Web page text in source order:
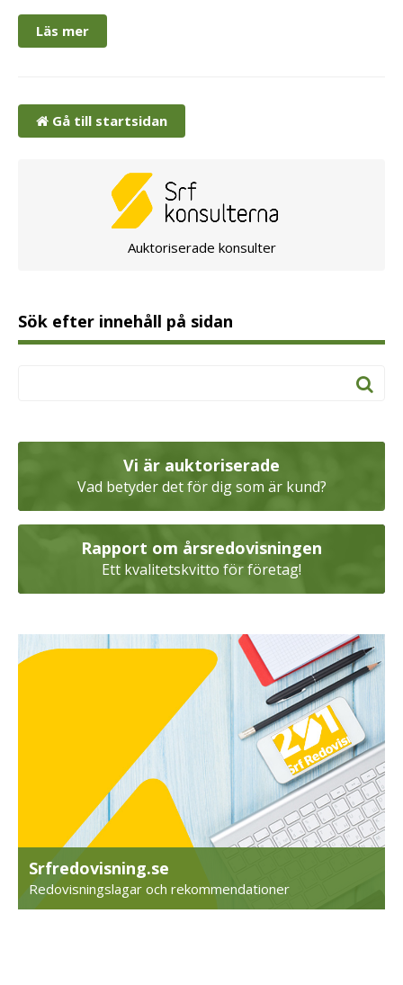
Läs mer
Gå till startsidan
Auktoriserade konsulter
Sök efter innehåll på sidan
Vi är auktoriserade
Vad betyder det för dig som är kund?
Rapport om årsredovisningen
Ett kvalitetskvitto för företag!
Srfredovisning.se
Redovisningslagar och rekommendationer